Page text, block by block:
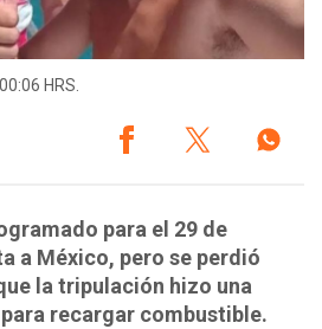
HRS.
para el 29 de
a México, pero se perdió
la tripulación hizo una
recargar combustible.